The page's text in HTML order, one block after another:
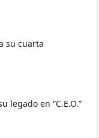
su cuarta
legado en “C.E.O.”